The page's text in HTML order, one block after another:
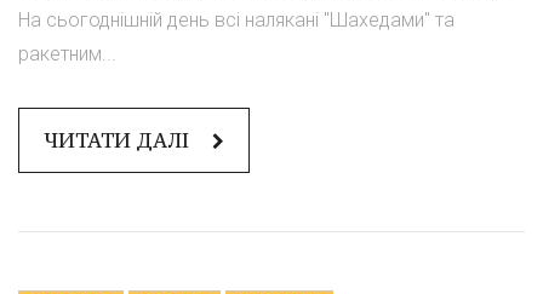
На сьогоднішній день всі налякані "Шахедами" та
ракетним...
ЧИТАТИ ДАЛІ